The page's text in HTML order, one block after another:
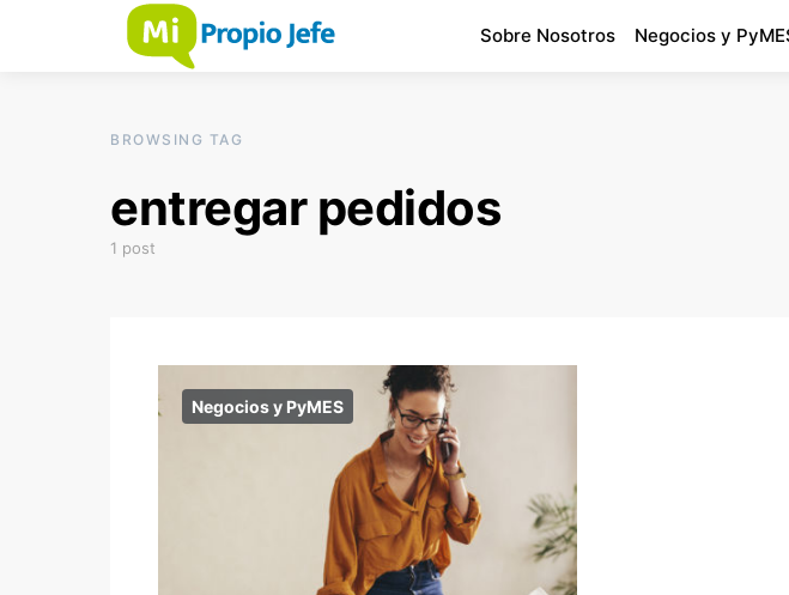
Sobre Nosotros Negocios y
BROWSING TAG
entregar pedidos
1 post
Negocios y PyMES